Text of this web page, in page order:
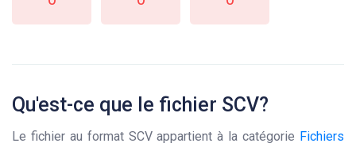
Qu'est-ce que le fichier SCV?
Le fichier au format SCV appartient à la catégorie Fichiers